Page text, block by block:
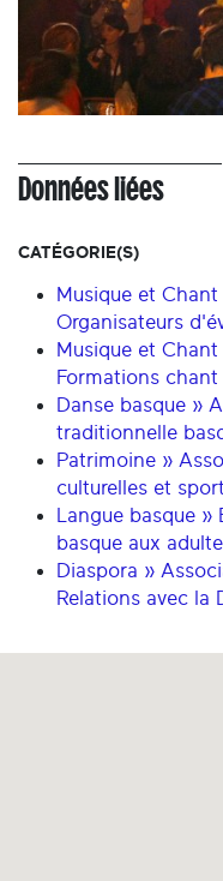
Données liées
CATÉGORIE(S)
Musique et
Organisateurs
Musique et
Formations
Danse basque »
traditionnelle
Patrimoine »
culturelles et
Langue basque
basque aux
Diaspora »
Relations avec la